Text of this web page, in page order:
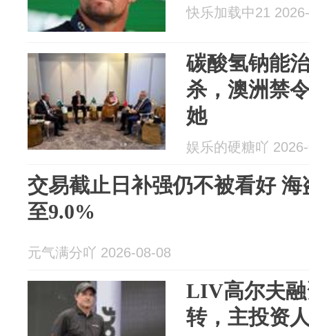
快乐加载中21
碳酸氢钠能
杀，澳洲禁
她
娱乐的硬糖吖
交易截止日补强仍不被看好
至9.0%
元气满分吖 2026-08-08
LIV高尔夫融
转，主投资